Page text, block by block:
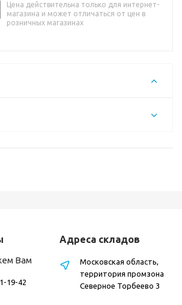
Цена действительна только для интернет-
магазина и может отличаться от цен в
розничных магазинах
Вам
19-42
Адреса складов
Московская область,
территория промзона
Северное Торбеево 3